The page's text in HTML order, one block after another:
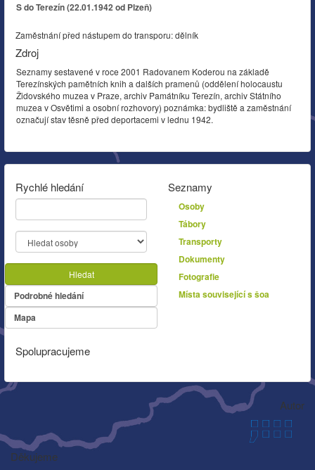
S do Terezín (22.01.1942 od Plzeň)
Zaměstnání před nástupem do transporu: dělník
Zdroj
Seznamy sestavené v roce 2001 Radovanem Koderou na základě
Terezínských pamětních knih a dalších pramenů (oddělení holocaustu
Židovského muzea v Praze, archiv Památníku Terezín, archiv Státního
muzea v Osvětimi a osobní rozhovory) poznámka: bydliště a zaměstnání
označují stav těsně před deportacemi v lednu 1942.
Rychlé hledání
Hledat
Podrobné hledání
Mapa
Seznamy
Osoby
Tábory
Transporty
Dokumenty
Fotografie
Místa související s šoa
Spolupracujeme
Autor
Děkujeme